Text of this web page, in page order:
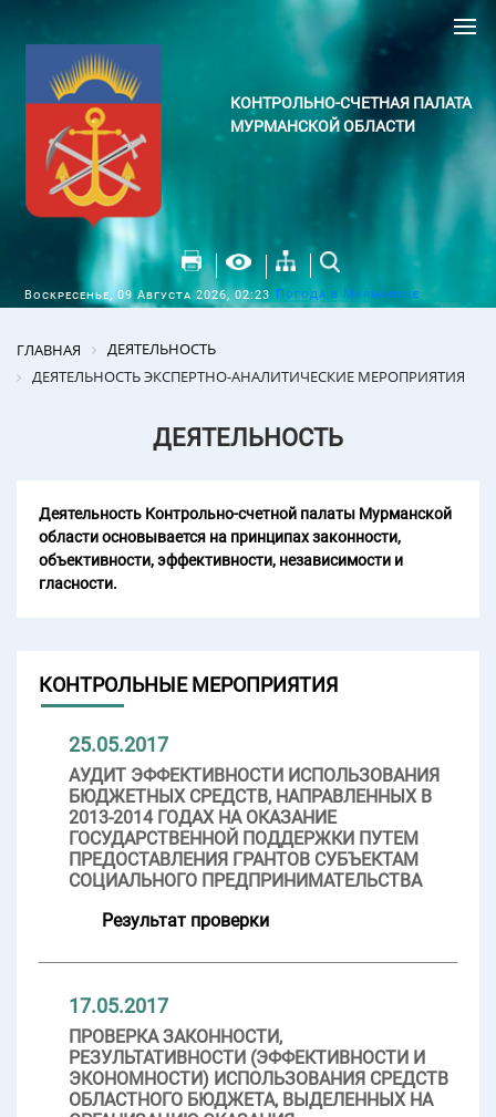
КОНТРОЛЬНО-СЧЕТНАЯ ПАЛАТА
МУРМАНСКОЙ ОБЛАСТИ
Воскресенье, 09 Августа 2026, 02:23 Погода в Мурманске
ГЛАВНАЯ
ДЕЯТЕЛЬНОСТЬ
ДЕЯТЕЛЬНОСТЬ ЭКСПЕРТНО-АНАЛИТИЧЕСКИЕ МЕРОПРИЯТИЯ
ДЕЯТЕЛЬНОСТЬ
Деятельность Контрольно-счетной палаты Мурманской
области основывается на принципах законности,
объективности, эффективности, независимости и
гласности.
КОНТРОЛЬНЫЕ МЕРОПРИЯТИЯ
25.05.2017
АУДИТ ЭФФЕКТИВНОСТИ ИСПОЛЬЗОВАНИЯ
БЮДЖЕТНЫХ СРЕДСТВ, НАПРАВЛЕННЫХ В
2013-2014 ГОДАХ НА ОКАЗАНИЕ
ГОСУДАРСТВЕННОЙ ПОДДЕРЖКИ ПУТЕМ
ПРЕДОСТАВЛЕНИЯ ГРАНТОВ СУБЪЕКТАМ
СОЦИАЛЬНОГО ПРЕДПРИНИМАТЕЛЬСТВА
Результат проверки
17.05.2017
ПРОВЕРКА ЗАКОННОСТИ,
РЕЗУЛЬТАТИВНОСТИ (ЭФФЕКТИВНОСТИ И
ЭКОНОМНОСТИ) ИСПОЛЬЗОВАНИЯ СРЕДСТВ
ОБЛАСТНОГО БЮДЖЕТА, ВЫДЕЛЕННЫХ НА